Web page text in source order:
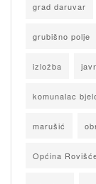
grad daruvar
grubišno polje
izložba
komunalac
marušić
Općina